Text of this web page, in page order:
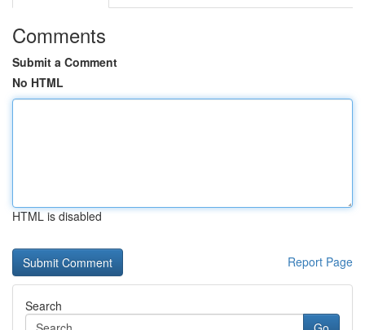
Comments
Submit a Comment
No HTML
HTML is disabled
Report Page
Search